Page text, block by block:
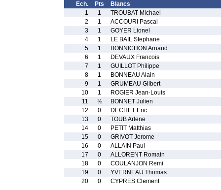
Ech. Pts
Blancs
1
1
TROUBAT Michael
2
1
ACCOURI Pascal
3
1
GOYER Lionel
4
1
LE BAIL Stephane
5
1
BONNICHON Arnaud
6
1
DEVAUX Francois
7
1
GUILLOT Philippe
8
1
BONNEAU Alain
9
1
GRUMEAU Gilbert
10
1
ROGIER Jean-Louis
11
½
BONNET Julien
12
0
DECHET Eric
13
0
TOUB Arlene
14
0
PETIT Matthias
15
0
GRIVOT Jerome
16
0
ALLAIN Paul
17
0
ALLORENT Romain
18
0
COULANJON Remi
19
0
YVERNEAU Thomas
20
0 CYPRES Clement